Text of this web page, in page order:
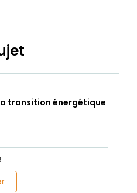
transition énergétique